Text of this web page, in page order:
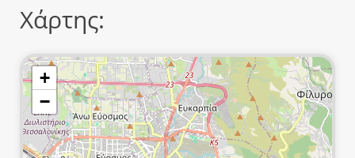
Χάρτης:
+
−